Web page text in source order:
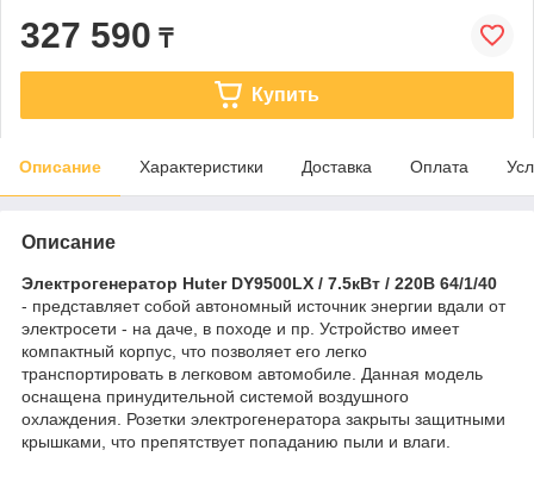
327 590 ₸
Купить
Описание Характеристики Доставка Оплата
Описание
Электрогенератор Huter DY9500LХ / 7.5кВт / 220В 64/1/40
- представляет собой автономный источник энергии вдали от
электросети - на даче, в походе и пр. Устройство имеет
компактный корпус, что позволяет его легко
транспортировать в легковом автомобиле. Данная модель
оснащена принудительной системой воздушного
охлаждения. Розетки электрогенератора закрыты защитными
крышками, что препятствует попаданию пыли и влаги.